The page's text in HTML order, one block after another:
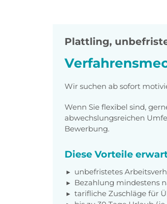
Plattling,
Wir suchen ab sofort
Wenn Sie flexibel sind,
abwechslungsreichen
Bewerbung.
Diese Vorteile
unbefristetes
Bezahlung mindestens
tarifliche Zuschläge für